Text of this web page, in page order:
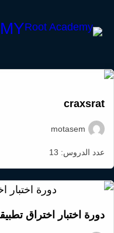
craxsrat
motasem
عدد الدروس: 13
دورة اختبار اختراق